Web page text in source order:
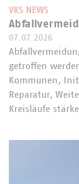
VKS NEWS
07.07.2026
getroffen
Kommunen,
Reparatur,
Kreisläufe